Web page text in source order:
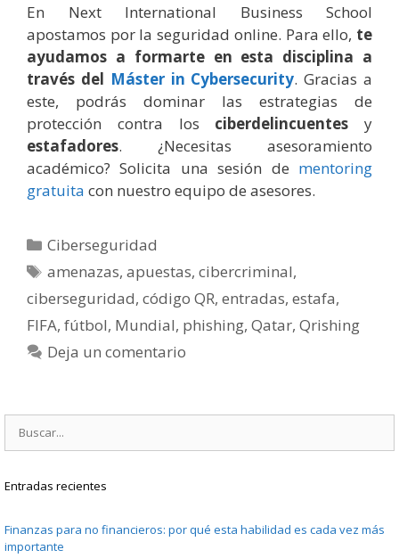
En Next International Business School
apostamos por la seguridad online. Para ello, te
ayudamos a formarte en esta disciplina a
través del Máster in Cybersecurity. Gracias a
este, podrás dominar las estrategias de
protección contra los ciberdelincuentes y
estafadores. ¿Necesitas asesoramiento
académico? Solicita una sesión de mentoring
gratuita con nuestro equipo de asesores.
Categorías
Ciberseguridad
Etiquetas
amenazas,apuestas,cibercriminal,
ciberseguridad, código QR, entradas, estafa,
FIFA, fútbol, Mundial, phishing, Qatar, Qrishing
Deja un comentario
Entradas recientes
Finanzas para no financieros: por qué esta habilidad es cada vez más
importante